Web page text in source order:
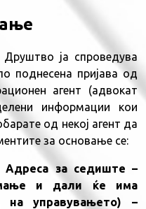
ја спроведува
поднесена пријава од
агент (адвокат
информации кои
од некој агент да
за основање се:
Адреса за седиште –
и дали ќе има
на управувањето)
–